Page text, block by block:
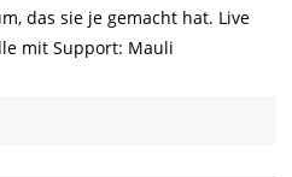
das sie je gemacht hat. Live
mit Support: Mauli